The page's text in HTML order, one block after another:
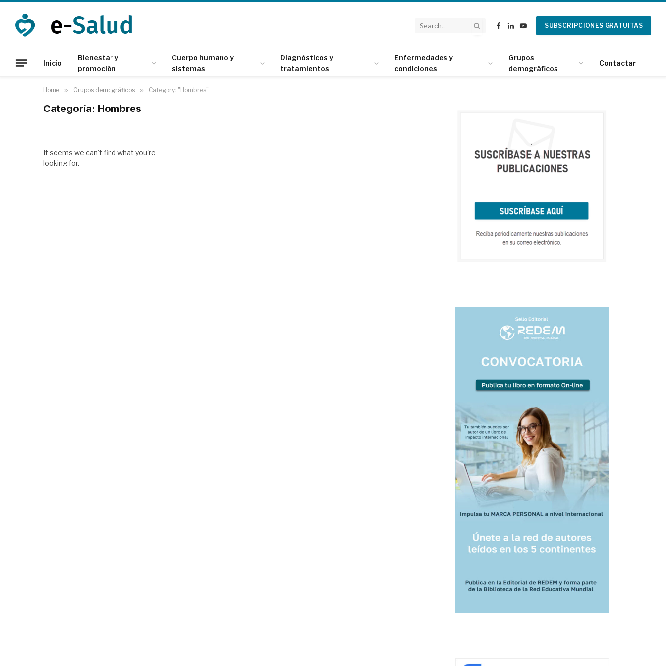
Facebook
LinkedInYouTube
SUBSCRIPCIONES GRATUITAS
Inicio
Bienestar y
promoción
Cuerpo humano y
sistemas
Diagnósticos y
tratamientos
Enfermedades y
condiciones
Grupos
demográficos
Contactar
Home » Grupos demográficos » Category: "Hombres"
Categoría: Hombres
It seems we can't find what you're
looking for.